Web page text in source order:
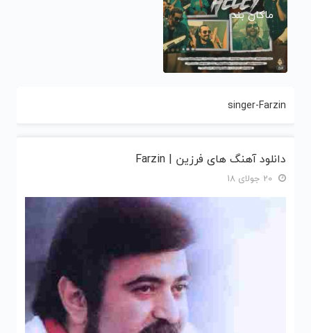
ماکان بند
singer-Farzin
دانلود آهنگ های فرزین | Farzin